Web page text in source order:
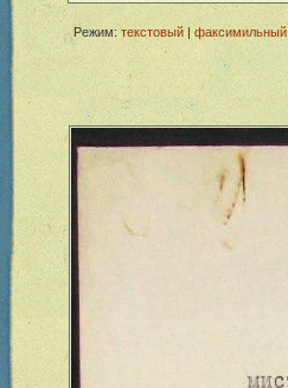
Режим: текстовый| факсимильный